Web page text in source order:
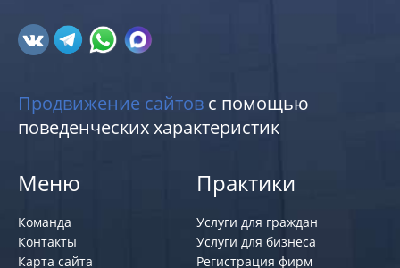
Продвижение сайтов с помощью
поведенческих характеристик
Меню
Команда
Контакты
Карта сайта
Практики
Услуги для граждан
Услуги для бизнеса
Регистрация фирм